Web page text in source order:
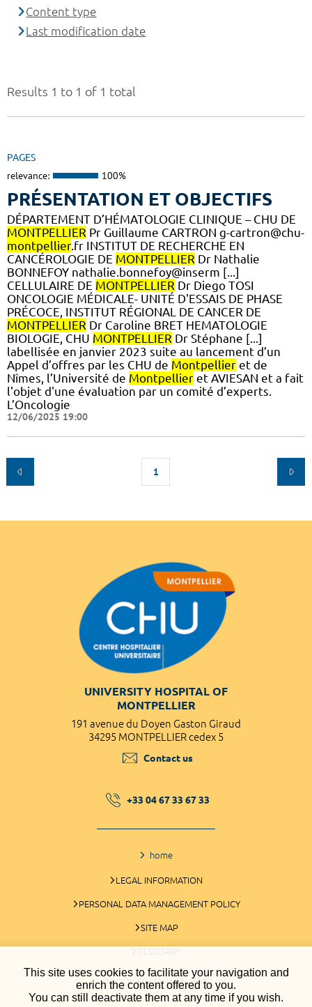
This site uses cookies to facilitate your navigation and
enrich the content offered to you.
You can still deactivate them at any time if you wish.
Results 1 to 1 of 1 total
PAGES
relevance: 100%
PRÉSENTATION ET OBJECTIFS
DÉPARTEMENT D’HÉMATOLOGIE CLINIQUE – CHU DE
MONTPELLIER Pr Guillaume CARTRON g-cartron@chu-
montpellier.fr INSTITUT DE RECHERCHE EN
CANCÉROLOGIE DE MONTPELLIER Dr Nathalie
BONNEFOY nathalie.bonnefoy@inserm [...]
CELLULAIRE DE MONTPELLIER Dr Diego TOSI
ONCOLOGIE MÉDICALE- UNITÉ D'ESSAIS DE PHASE
PRÉCOCE, INSTITUT RÉGIONAL DE CANCER DE
MONTPELLIER Dr Caroline BRET HEMATOLOGIE
BIOLOGIE, CHU MONTPELLIER Dr Stéphane [...]
labellisée en janvier 2023 suite au lancement d’un
Appel d’offres par les CHU de Montpellier et de
Nîmes, l’Université de Montpellier et AVIESAN et a fait
l'objet d'une évaluation par un comité d’experts.
L’Oncologie
12/06/2025 19:00
1
Content type
Last modification date
UNIVERSITY HOSPITAL OF
MONTPELLIER
191 avenue du Doyen Gaston Giraud
34295 MONTPELLIER cedex 5
Contact us
+33 04 67 33 67 33
home
LEGAL INFORMATION
PERSONAL DATA MANAGEMENT POLICY
SITE MAP
GLOSSARY
COOKIES MANAGEMENT